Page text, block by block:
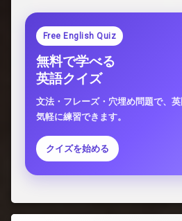
Free English Quiz
無料で学べる
英語クイズ
文法・フレーズ・穴埋め問題で、
気軽に練習できます。
クイズを始める